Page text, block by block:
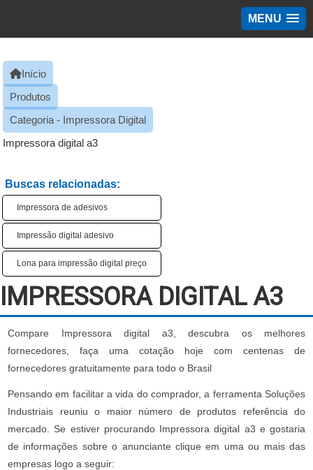
MENU
Início
Produtos
Categoria - Impressora Digital
Impressora digital a3
Buscas relacionadas:
Impressora de adesivos
Impressão digital adesivo
Lona para impressão digital preço
IMPRESSORA DIGITAL A3
Compare Impressora digital a3, descubra os melhores
fornecedores, faça uma cotação hoje com centenas de
fornecedores gratuitamente para todo o Brasil
Pensando em facilitar a vida do comprador, a ferramenta Soluções
Industriais reuniu o maior número de produtos referência do
mercado. Se estiver procurando Impressora digital a3 e gostaria
de informações sobre o anunciante clique em uma ou mais das
empresas logo a seguir: